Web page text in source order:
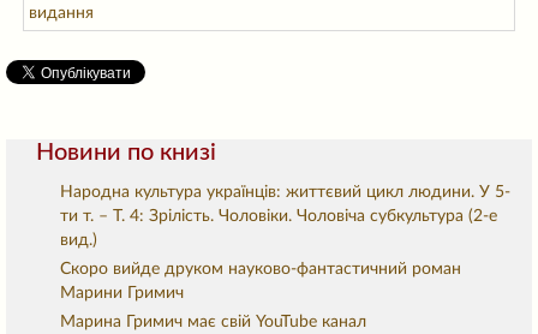
видання
Новини по книзі
Народна культура українців: життєвий цикл людини. У 5-
ти т. – Т. 4: Зрілість. Чоловіки. Чоловіча субкультура (2-е
вид.)
Скоро вийде друком науково-фантастичний роман
Марини Гримич
Марина Гримич має свій YouTube канал